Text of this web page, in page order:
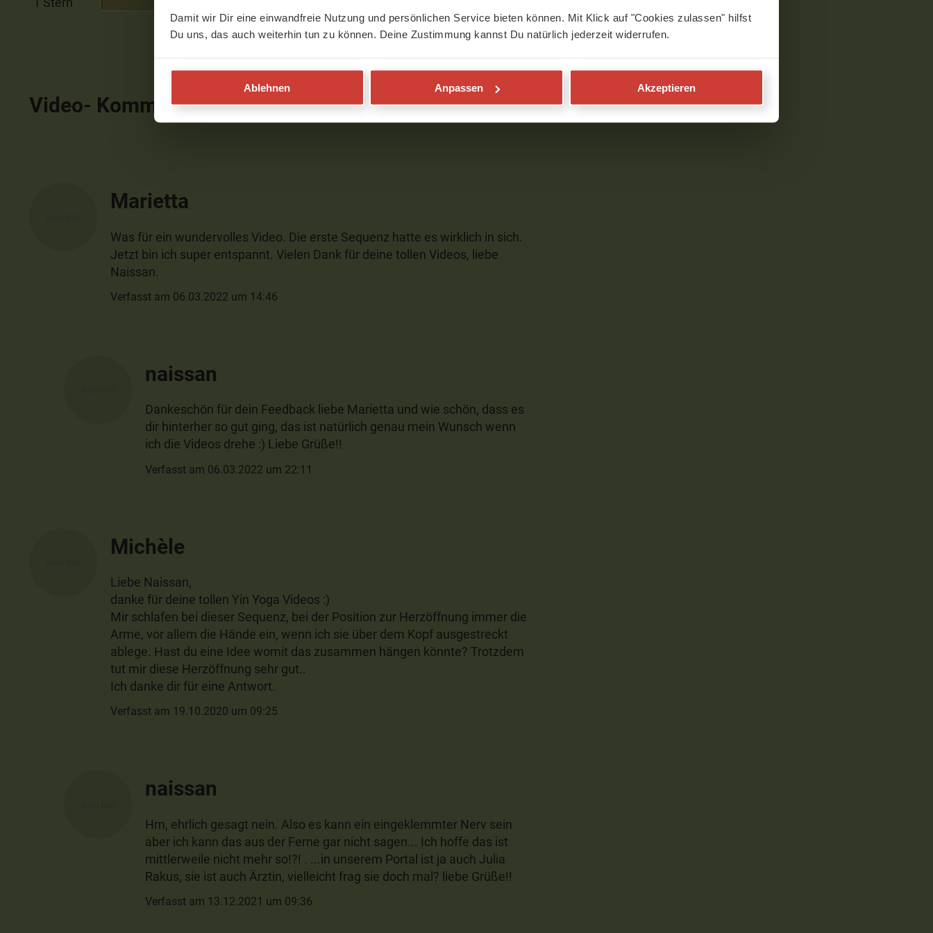
Damit wir Dir eine einwandfreie Nutzung und persönlichen Service bieten können. Mit Klick auf "Cookies zulassen" hilfst
Du uns, das auch weiterhin tun zu können. Deine Zustimmung kannst Du natürlich jederzeit widerrufen.
Ablehnen Anpassen Akzeptieren
Video- Kommentareausblenden
Marietta
Was für ein wundervolles Video. Die erste Sequenz hatte es wirklich in sich.
Jetzt bin ich super entspannt. Vielen Dank für deine tollen Videos, liebe
Naissan.
Verfasst am 06.03.2022 um 14:46
naissan
Dankeschön für dein Feedback liebe Marietta und wie schön, dass es
dir hinterher so gut ging, das ist natürlich genau mein Wunsch wenn
ich die Videos drehe :) Liebe Grüße!!
Verfasst am 06.03.2022 um 22:11
Michèle
Liebe Naissan,
danke für deine tollen Yin Yoga Videos :)
Mir schlafen bei dieser Sequenz, bei der Position zur Herzöffnung immer die
Arme, vor allem die Hände ein, wenn ich sie über dem Kopf ausgestreckt
ablege. Hast du eine Idee womit das zusammen hängen könnte? Trotzdem
tut mir diese Herzöffnung sehr gut..
Ich danke dir für eine Antwort.
Verfasst am 19.10.2020 um 09:25
naissan
Hm, ehrlich gesagt nein. Also es kann ein eingeklemmter Nerv sein
aber ich kann das aus der Ferne gar nicht sagen... Ich hoffe das ist
mittlerweile nicht mehr so!?! . ...in unserem Portal ist ja auch Julia
Rakus, sie ist auch Ärztin, vielleicht frag sie doch mal? liebe Grüße!!
Verfasst am 13.12.2021 um 09:36